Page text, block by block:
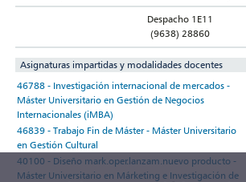
Despacho 1E11
(9638) 28860
Asignaturas impartidas y modalidades docentes
46788 - Investigación internacional de mercados -
Máster Universitario en Gestión de Negocios
Internacionales (iMBA)
46839 - Trabajo Fin de Máster - Máster Universitario
en Gestión Cultural
40100 - Diseño mark.oper.lanzam.nuevo producto -
Máster Universitario en Márketing e Investigación de